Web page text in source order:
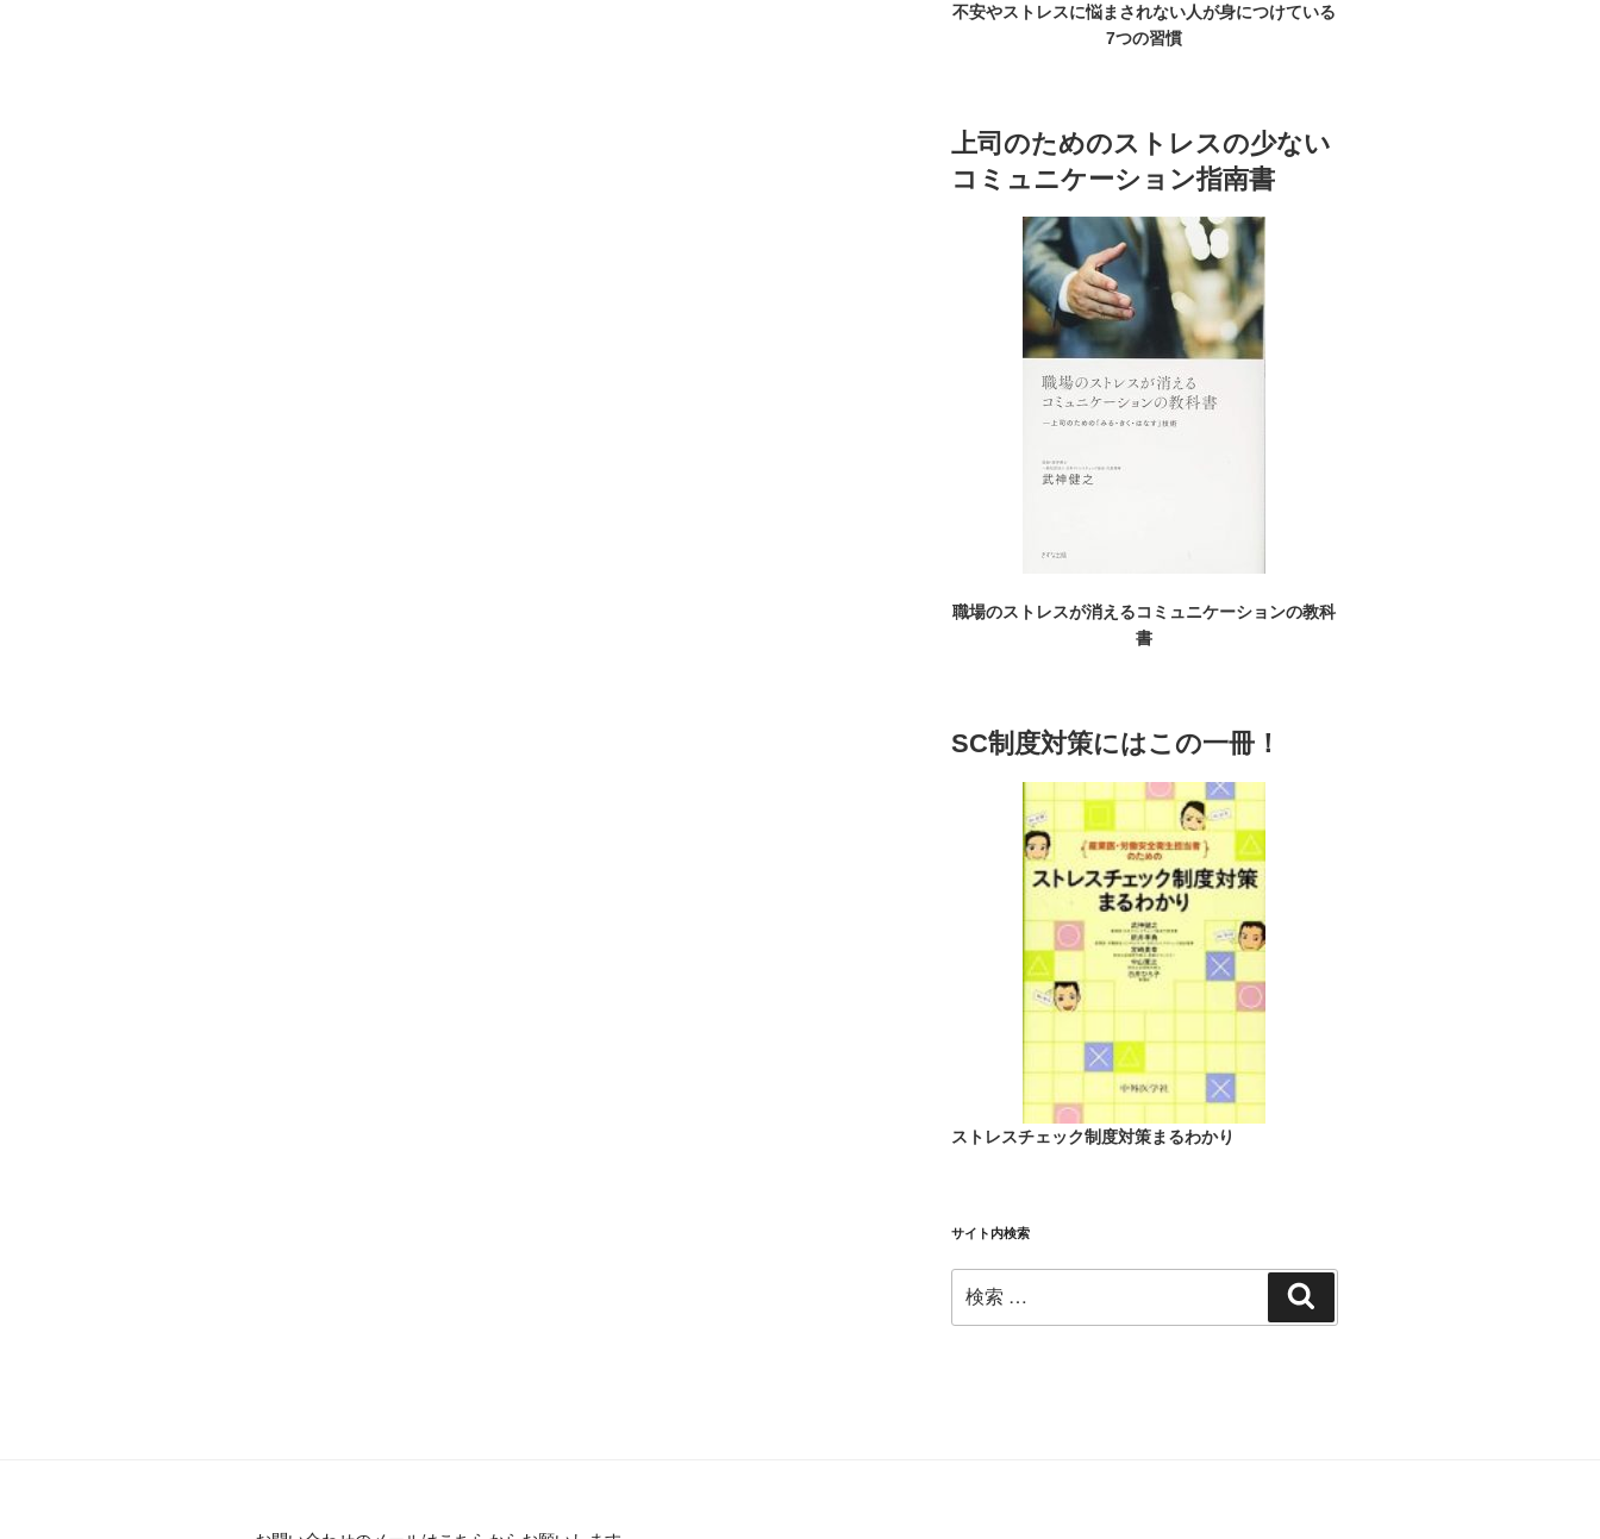
不安やストレスに悩まされない人が身につけている
7つの習慣
上司のためのストレスの少ない
コミュニケーション指南書
職場のストレスが消えるコミュニケーションの教科
書
SC制度対策にはこの一冊！
ストレスチェック制度対策まるわかり
サイト内検索
索:
索